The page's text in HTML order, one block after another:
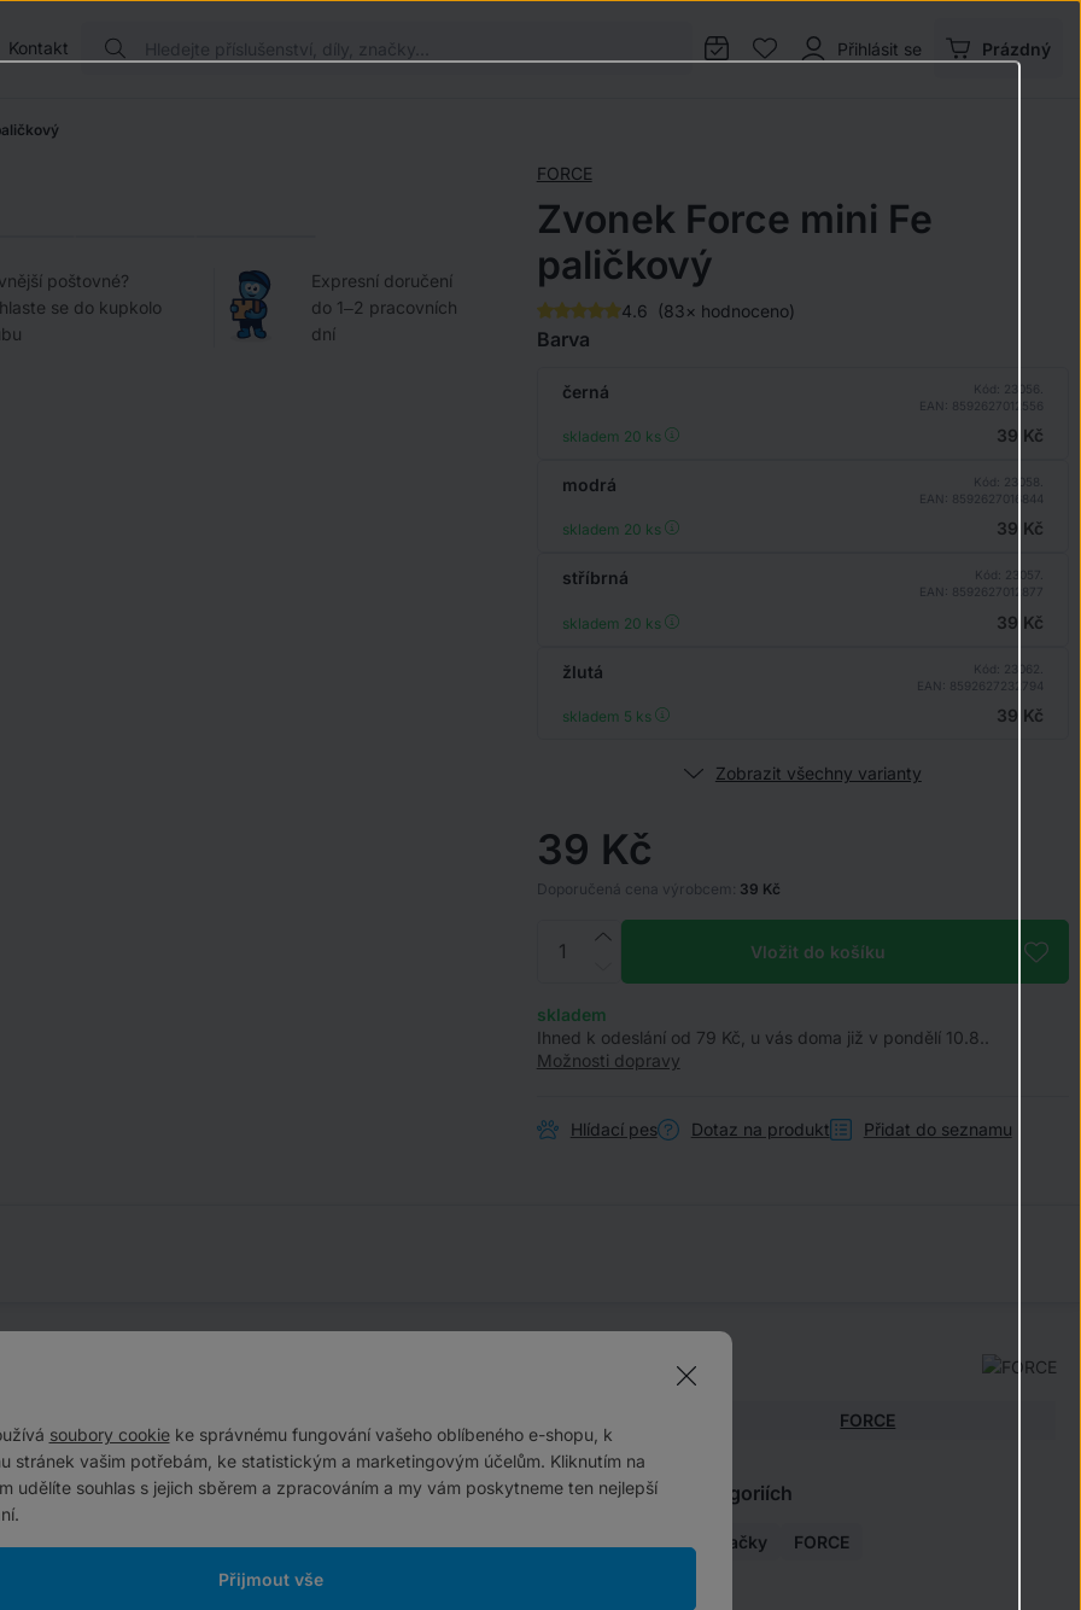
Kontakt Přihlásit se Prázdný
poštovné?
se do kupkolo
Expresní doručení
do 1–2 pracovních
dní
FORCE
Zvonek Force mini Fe
paličkový
4.6 (83× hodnoceno)
Barva
černá
skladem 20 ks
Kód: 23056.
EAN: 8592627012556
39 Kč
modrá
skladem 20 ks
Kód: 23058.
EAN: 8592627016844
39 Kč
stříbrná
skladem 20 ks
Kód: 23057.
EAN: 8592627012877
39 Kč
žlutá
skladem 5 ks
Kód: 23062.
EAN: 8592627232794
39 Kč
Zobrazit všechny varianty
39 Kč
Doporučená cena výrobcem: 39 Kč
Vložit do košíku
skladem
Ihned k odeslání od 79 Kč, u vás doma již v pondělí 10.8..
Možnosti dopravy
Hlídací pes Dotaz na produkt Přidat do seznamu
FORCE
Najdete v těchto kategoriích
Zrcátka, zvonky, houkačky FORCE
soubory cookieke správnému fungování vašeho oblíbeného e-shopu, k
stránek vašim potřebám, ke statistickým a marketingovým účelům. Kliknutím na
udělíte souhlas s jejich sběrem a zpracováním a my vám poskytneme ten nejlepší
Přijmout vše